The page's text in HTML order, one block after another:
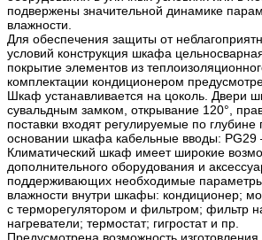
подвержены значительной динамике
влажности.
Для обеспечения защиты от
условий конструкция шкафа
покрытие элементов из
комплектации кондиционером
Шкаф устанавливается на цоколь. Двери
сувальдным замком, открывание 120°,
поставки входят регулируемые по
основании шкафа кабельные вводы: PG29
Климатический шкаф имеет широкие
дополнительного оборудования и
поддерживающих необходимые
влажности внутри шкафы: кондиционер;
с терморегулятором и фильтром; фильтр
нагреватели; термостат; гигростат и пр.